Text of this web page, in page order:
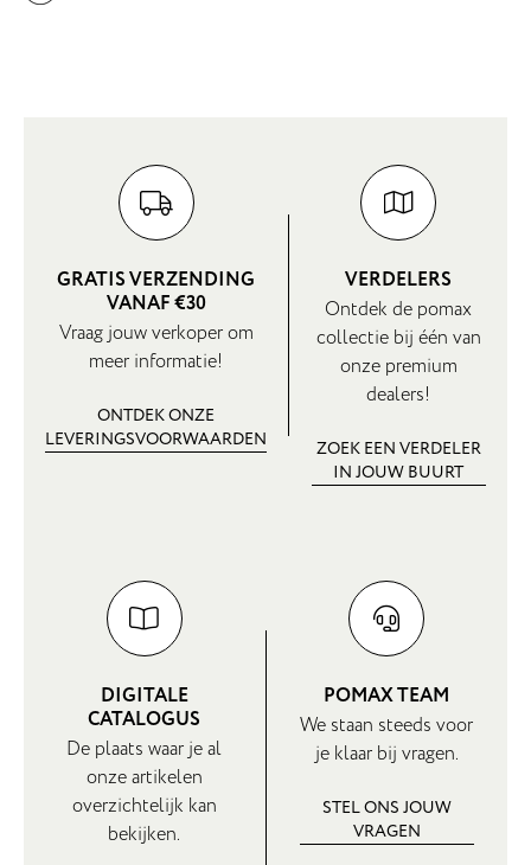
GRATIS VERZENDING
VANAF €30
Vraag jouw verkoper om
meer informatie!
ONTDEK ONZE
LEVERINGSVOORWAARDEN
VERDELERS
Ontdek de pomax
collectie bij één van
onze premium
dealers!
ZOEK EEN VERDELER
IN JOUW BUURT
DIGITALE
CATALOGUS
De plaats waar je al
onze artikelen
overzichtelijk kan
bekijken.
POMAX TEAM
We staan steeds voor
je klaar bij vragen.
STEL ONS JOUW
VRAGEN